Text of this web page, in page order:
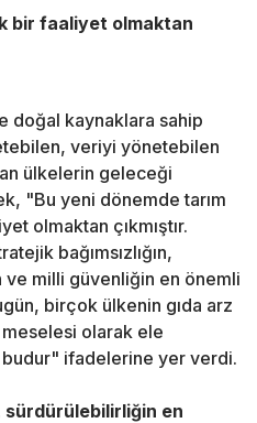
bir faaliyet olmaktan
doğal kaynaklara sahip
veriyi yönetebilen
ülkelerin geleceği
"Bu yeni dönemde tarım
olmaktan çıkmıştır.
bağımsızlığın,
milli güvenliğin en önemli
birçok ülkenin gıda arz
olarak ele
budur" ifadelerine yer verdi.
en